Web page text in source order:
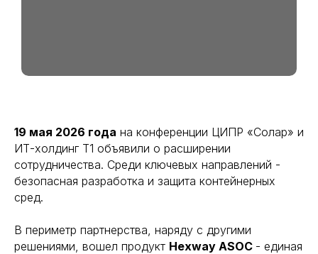
19 мая 2026 года на конференции ЦИПР «Солар» и
ИТ-холдинг Т1 объявили о расширении
сотрудничества. Среди ключевых направлений -
безопасная разработка и защита контейнерных
сред.
В периметр партнерства, наряду с другими
решениями, вошел продукт Hexway ASOC - единая